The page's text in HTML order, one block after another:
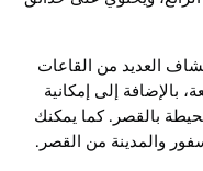
العديد من القاعات
بالإضافة إلى إمكانية
بالقصر. كما يمكنك
والمدينة من القصر.